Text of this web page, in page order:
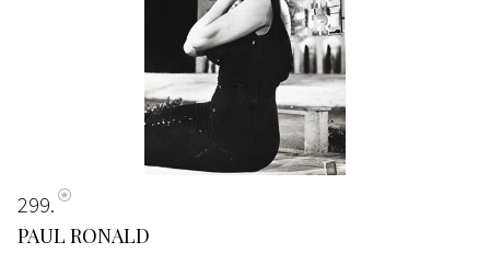
299
PAUL RONALD